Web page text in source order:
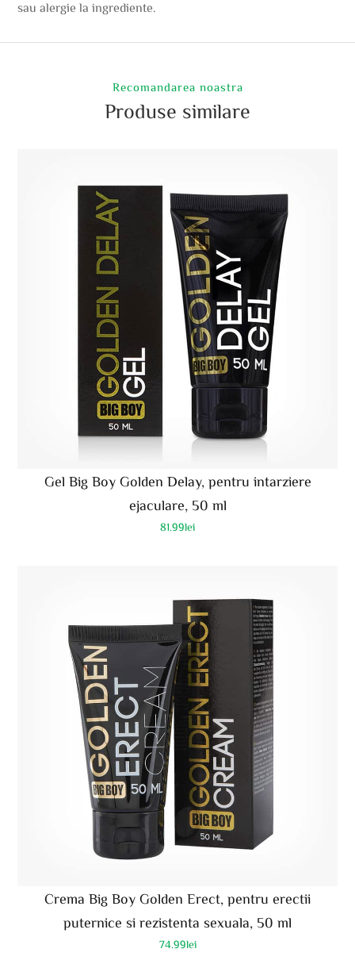
sau alergie la ingrediente.
Recomandarea noastra
Produse similare
Gel Big Boy Golden Delay, pentru intarziere
ejaculare, 50 ml
81.99lei
Crema Big Boy Golden Erect, pentru erectii
puternice si rezistenta sexuala, 50 ml
74.99lei